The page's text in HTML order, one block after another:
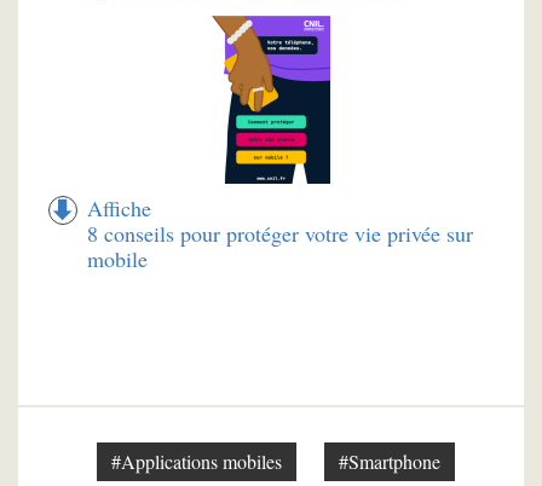
Affiche
8 conseils pour protéger votre vie privée sur
mobile
#Applications mobiles #Smartphone